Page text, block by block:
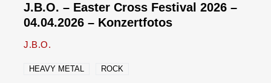
J.B.O. – Easter Cross Festival 2026 –
04.04.2026 – Konzertfotos
J.B.O.
HEAVY METAL ROCK